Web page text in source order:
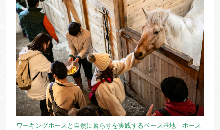
ワーキングホースと自然に暮らすを実践するベース基地 ホース